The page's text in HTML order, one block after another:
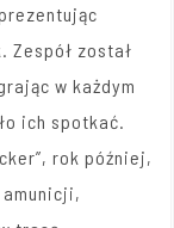
Zespół został
w każdym
ich spotkać.
rok później,
amunicji,